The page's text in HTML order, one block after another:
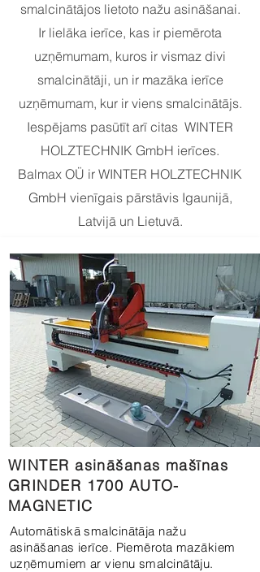
smalcinātājos lietoto nažu asināšanai.
Ir lielāka ierīce, kas ir piemērota
uzņēmumam, kuros ir vismaz divi
smalcinātāji, un ir mazāka ierīce
uzņēmumam, kur ir viens smalcinātājs.
Iespējams pasūtīt arī citas WINTER
HOLZTECHNIK GmbH ierīces.
Balmax OÜ ir WINTER HOLZTECHNIK
GmbH vienīgais pārstāvis Igaunijā,
Latvijā un Lietuvā.
WINTER asināšanas mašīnas
GRINDER 1700 AUTO-
MAGNETIC
Automātiskā smalcinātāja nažu
asināšanas ierīce. Piemērota mazākiem
uzņēmumiem ar vienu smalcinātāju.